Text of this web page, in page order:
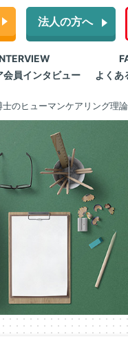
法人の方へ
会員インタビュー
よくあ
士のヒューマンケアリング理